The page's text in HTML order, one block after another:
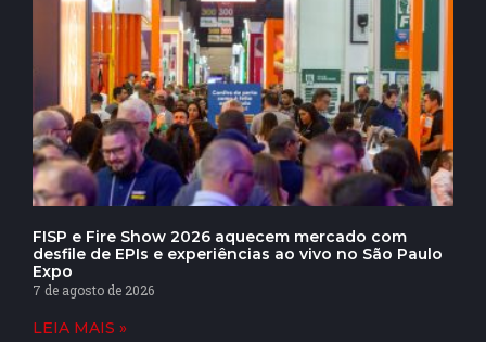
FISP e Fire Show 2026 aquecem mercado com
desfile de EPIs e experiências ao vivo no São Paulo
Expo
7 de agosto de 2026
LEIA MAIS »